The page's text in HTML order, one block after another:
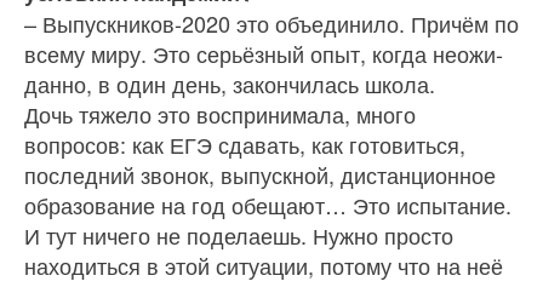
– Выпускников-2020 это объединило. Причём по
всему миру. Это серьёзный опыт, когда неожи­
данно, в один день, закончилась школа.
Дочь тяжело это воспринимала, много
вопросов: как ЕГЭ сдавать, как готовиться,
последний звонок, выпускной, дистанционное
образование на год обе­щают… Это испытание.
И тут ничего не поделаешь. Нужно просто
находиться в этой ситуации, потому что на неё